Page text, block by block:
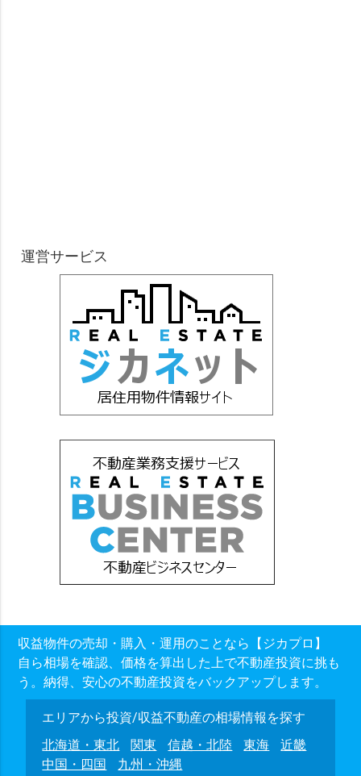
運営サービス
収益物件の売却・購入・運用のことなら【ジカプロ】
自ら相場を確認、価格を算出した上で不動産投資に挑も
う。納得、安心の不動産投資をバックアップします。
エリアから投資/収益不動産の相場情報を探す
北海道・東北
関東 信越・北陸 東海
近畿
中国・四国
九州・沖縄